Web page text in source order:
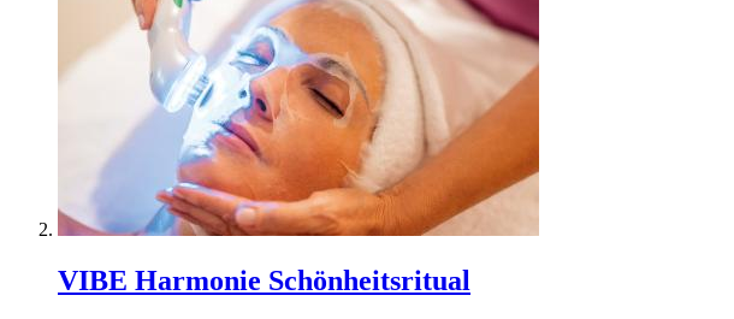
VIBE Harmonie Schönheitsritual